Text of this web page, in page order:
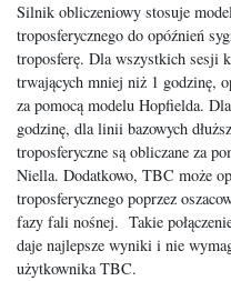
Silnik obliczeniowy stosuje
troposferycznego do opóźnień
troposferę. Dla wszystkich sesji
trwających mniej niż 1 godzinę,
za pomocą modelu Hopfielda.
godzinę, dla linii bazowych
troposferyczne są obliczane za
Niella. Dodatkowo, TBC może
troposferycznego poprzez
fazy fali nośnej. Takie
daje najlepsze wyniki i nie
użytkownika TBC.